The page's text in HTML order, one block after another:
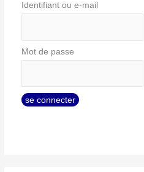
Identifiant ou e-mail
Mot de passe